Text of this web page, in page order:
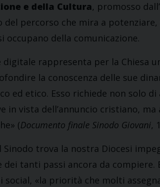
e della Cultura, promosso
del percorso che mira a
occupano della comunicazione.
digitale rappresenta per la Chiesa
la conoscenza delle sue
ed etico. Esso richiede non solo
in vista dell’annuncio cristiano,
(Documento finale Sinodo Giovani,
Sinodo trova la nostra Diocesi
dei tanti passi ancora da
social, «la priorità che molti